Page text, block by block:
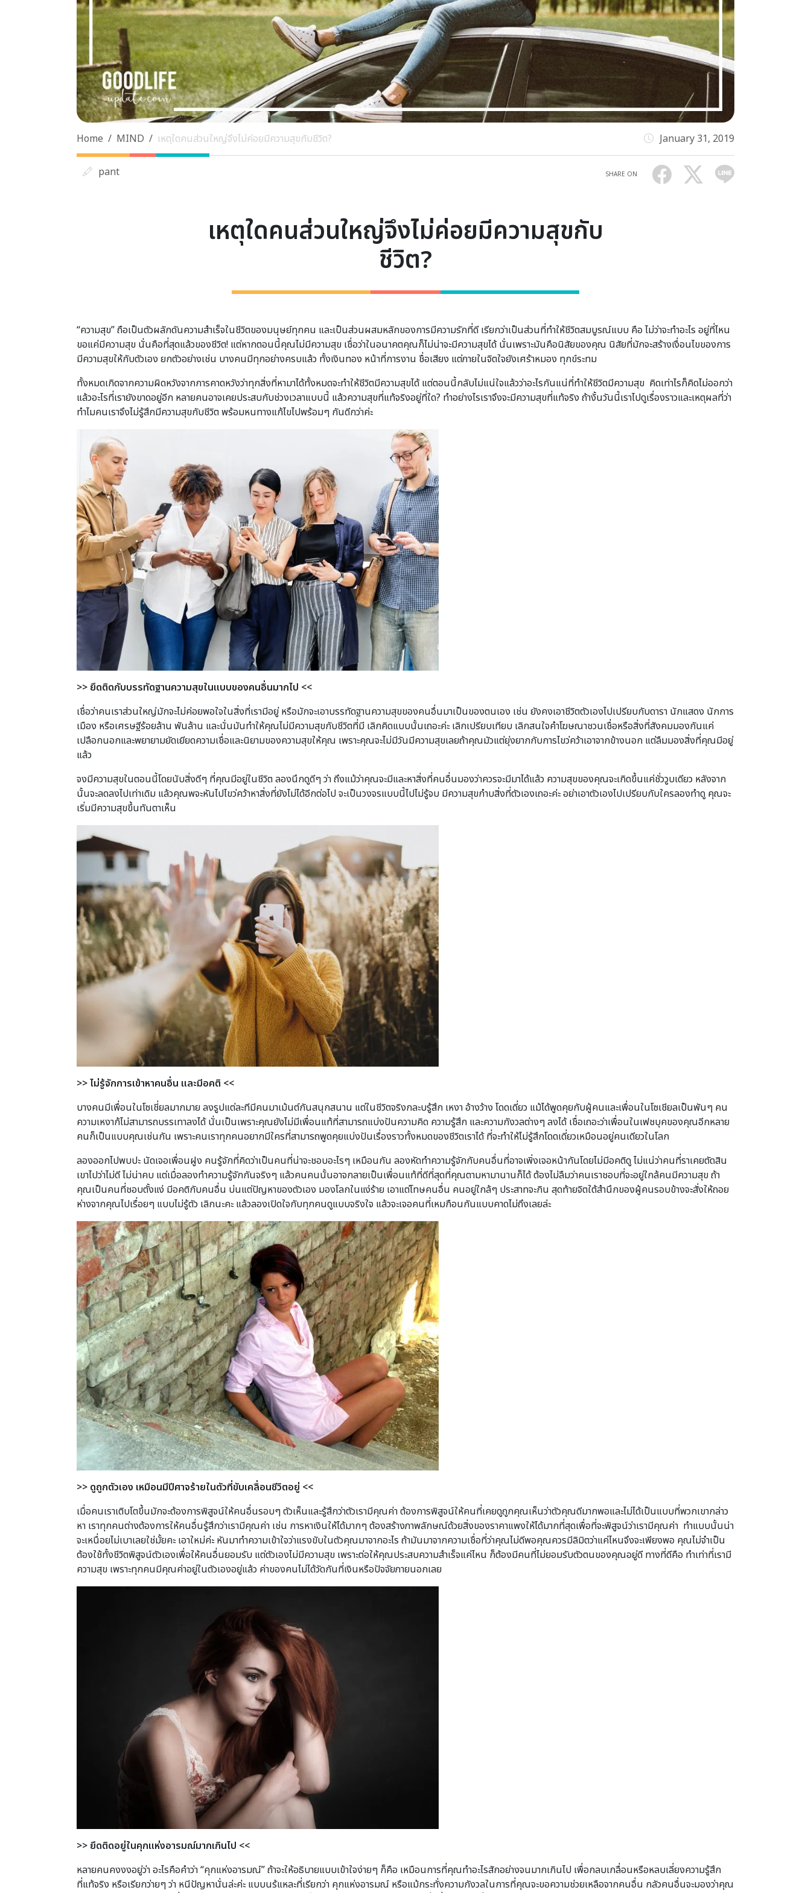
Home MIND เหตุใดคนส่วนใหญ่จึงไม่ค่อยมีความสุขกับชีวิต? January 31, 2019
pant SHARE ON
เหตุใดคนส่วนใหญ่จึงไม่ค่อยมีความสุขกับ
ชีวิต?
“ความสุข” ถือเป็นตัวผลักดันความสำเร็จในชีวิตของมนุษย์ทุกคน และเป็นส่วนผสมหลักของการมีความรักที่ดี เรียกว่าเป็นส่วนที่ทำให้ชีวิตสมบูรณ์แบบ คือ ไม่ว่าจะทำอะไร อยู่ที่ไหน
ขอแค่มีความสุข นั่นคือที่สุดแล้วของชีวิต! แต่หากตอนนี้คุณไม่มีความสุข เชื่อว่าในอนาคตคุณก็ไม่น่าจะมีความสุขได้ นั่นเพราะมันคือนิสัยของคุณ นิสัยที่มักจะสร้างเงื่อนไขของการ
มีความสุขให้กับตัวเอง ยกตัวอย่างเช่น บางคนมีทุกอย่างครบแล้ว ทั้งเงินทอง หน้าที่การงาน ชื่อเสียง แต่ภายในจิตใจยังเศร้าหมอง ทุกข์ระทม
ทั้งหมดเกิดจากความผิดหวังจากการคาดหวังว่าทุกสิ่งที่หามาได้ทั้งหมดจะทำให้ชีวิตมีความสุขได้ แต่ตอนนี้กลับไม่แน่ใจแล้วว่าอะไรกันแน่ที่ทำให้ชีวิตมีความสุข คิดเท่าไรก็คิดไม่ออกว่า
แล้วอะไรที่เรายังขาดอยู่อีก หลายคนอาจเคยประสบกับช่วงเวลาแบบนี้ แล้วความสุขที่แท้จริงอยู่ที่ใด? ทำอย่างไรเราจึงจะมีความสุขที่แท้จริง ถ้างั้นวันนี้เราไปดูเรื่องราวและเหตุผลที่ว่า
ทำไมคนเราจึงไม่รู้สึกมีความสุขกับชีวิต พร้อมหนทางแก้ไขไปพร้อมๆ กันดีกว่าค่ะ
>> ยึดติดกับบรรทัดฐานความสุขในแบบของคนอื่นมากไป <<
เชื่อว่าคนเราส่วนใหญ่มักจะไม่ค่อยพอใจในสิ่งที่เรามีอยู่ หรือมักจะเอาบรรทัดฐานความสุขของคนอื่นมาเป็นของตนเอง เช่น ยังคงเอาชีวิตตัวเองไปเปรียบกับดารา นักแสดง นักการ
เมือง หรือเศรษฐีร้อยล้าน พันล้าน และนั่นมันทำให้คุณไม่มีความสุขกับชีวิตที่มี เลิกคิดแบบนั้นเถอะค่ะ เลิกเปรียบเทียบ เลิกสนใจคำโฆษณาชวนเชื่อหรือสิ่งที่สังคมมองกันแค่
เปลือกนอกและพยายามยัดเยียดความเชื่อและนิยามของความสุขให้คุณ เพราะคุณจะไม่มีวันมีความสุขเลยถ้าคุณมัวแต่ยุ่งยากกับการไขว่คว้าเอาจากข้างนอก แต่ลืมมองสิ่งที่คุณมีอยู่
แล้ว
จงมีความสุขในตอนนี้โดยนับสิ่งดีๆ ที่คุณมีอยู่ในชีวิต ลองนึกดูดีๆ ว่า ถึงแม้ว่าคุณจะมีและหาสิ่งที่คนอื่นมองว่าควรจะมีมาได้แล้ว ความสุขของคุณจะเกิดขึ้นแค่ชั่ววูบเดียว หลังจาก
นั้นจะลดลงไปเท่าเดิม แล้วคุณพจะหันไปไขว่คว้าหาสิ่งที่ยังไม่ได้อีกต่อไป จะเป็นวงจรแบบนี้ไปไม่รู้จบ มีความสุขกำบสิ่งที่ตัวเองเถอะค่ะ อย่าเอาตัวเองไปเปรียบกับใครลองทำดู คุณจะ
เริ่มมีความสุขขึ้นทันตาเห็น
>>ไม่รู้จักการเข้าหาคนอื่น และมีอคติ <<
บางคนมีเพื่อนในโซเชี่ยลมากมาย ลงรูปแต่ละทีมีคนมาเม้นต์กันสนุกสนาน แต่ในชีวิตจริงกละบรู้สึก เหงา อ้างว้าง โดดเดี่ยว แม้ได้พูดคุยกับผู้คนและเพื่อนในโซเชียลเป็นพันๆ คน
ความเหงาก้ไม่สามารถบรรเทาลงได้ นั่นเป็นเพราะคุณยังไม่มีเพื่อนแท้ที่สามารถแบ่งปันความคิด ความรู้สึก และความกังวลต่างๆ ลงได้ เชื่อเถอะว่าเพื่อนในเฟชบุคของคุณอีกหลาย
คนก็เป็นแบบคุณเช่นกัน เพราะคนเราทุกคนอยากมีใครที่สามารถพูดคุยแบ่งปันเรื่องราวทั้งหมดของชีวิตเราได้ ที่จะทำให้ไม่รู้สึกโดดเดี่ยวเหมือนอยู่คนเดียวในโลก
ลองออกไปพบปะ นัดเจอเพื่อนฝูง คนรู้จักที่คิดว่าเป็นคนที่น่าจะชอบอะไรๆ เหมือนกัน ลองหัดทำความรู้จักกับคนอื่นที่อาจเพิ่งเจอหน้ากันโดยไม่มีอคติดู ไม่แน่ว่าคนที่ราเคยตัดสิน
เขาไปว่าไม่ดี ไม่น่าคบ แต่เมื่อลองทำความรู้จักกันจริงๆ แล้วคนคนนั้นอาจกลายเป็นเพื่อนแท้ที่ดีที่สุดที่คุณตามหามานานก็ได้ ต้องไม่ลืมว่าคนเราชอบที่จะอยู่ใกล้คนมีความสุข ถ้า
คุณเป็นคนที่ชอบตั้งแง่ มีอคติกับคนอื่น บ่นแต่ปัญหาของตัวเอง มองโลกในแง่ร้าย เอาแต่โทษคนอื่น คนอยู่ใกล้ๆ ประสาทจะกิน สุดท้ายจิตใต้สำนึกของผู้คนรอบข้างจะสั่งให้ถอย
ห่างจากคุณไปเรื่อยๆ แบบไม่รู้ตัว เลิกนะคะ แล้วลองเปิดใจกับทุกคนดูแบบจริงใจ แล้วจะเจอคนที่เหมกือนกันแบบคาดไม่ถึงเลยล่ะ
>> ดูถูกตัวเอง เหมือนมีปีศาจร้ายในตัวที่ขับเคลื่อนชีวิตอยู่ <<
เมื่อคนเราเติบโตขึ้นมักจะต้องการพิสูจน์ให้คนอื่นรอบๆ ตัวเห็นและรู้สึกว่าตัวเรามีคุณค่า ต้องการพิสูจน์ให้คนที่เคยดูถูกคุณเห็นว่าตัวคุณดีมากพอและไม่ได้เป็นแบบที่พวกเขากล่าว
หา เราทุกคนต่างต้องการให้คนอื่นรู้สึกว่าเรามีคุณค่า เช่น การหาเงินให้ได้มากๆ ต้องสร้างภาพลักษณ์ด้วยสิ่งของราคาแพงให้ได้มากที่สุดเพื่อที่จะพิสูจน์ว่าเรามีคุณค่า ทำแบบนั้นน่า
จะเหนื่อยไม่เบาเลยใช่มั้ยคะ เอาใหม่ค่ะ หันมาทำความเข้าใจว่าแรงขับในตัวคุณมาจากอะไร ถ้ามันมาจากความเชื่อที่ว่าคุณไม่ดีพอคุณควรมีลิมิตว่าแค่ไหนจึงจะเพียงพอ คุณไม่จำเป็น
ต้องใช้ทั้งชีวิตพิสูจน์ตัวเองเพื่อให้คนอื่นยอมรับ แต่ตัวเองไม่มีความสุข เพราะต่อให้คุณประสบความสำเร็จแค่ไหน ก็ต้องมีคนที่ไม่ยอมรับตัวตนของคุณอยู่ดี ทางที่ดีคือ ทำเท่าที่เรามี
ความสุข เพราะทุกคนมีคุณค่าอยู่ในตัวเองอยู่แล้ว ค่าของคนไม่ได้วัดกันที่เงินหรือปัจจัยภายนอกเลย
>> ยึดติดอยู่ในคุกแห่งอารมณ์มากเกินไป <<
หลายคนคงงงอยู่ว่า อะไรคือคำว่า “คุกแห่งอารมณ์” ถ้าจะให้อธิบายแบบเข้าใจง่ายๆ ก็คือ เหมือนการที่คุณทำอะไรสักอย่างจนมากเกินไป เพื่อกลบเกลื่อนหรือหลบเลี่ยงความรู้สึก
ที่แท้จริง หรือเรียกว่ายๆ ว่า หนีปัญหานั่นล่ะค่ะ แบบนร้แหละที่เรียกว่า คุกแห่งอารมณ์ หรือแม้กระทั่งความกังวลในการที่คุณจะขอความช่วยเหลือจากคนอื่น กลัวคนอื่นจะมองว่าคุณ